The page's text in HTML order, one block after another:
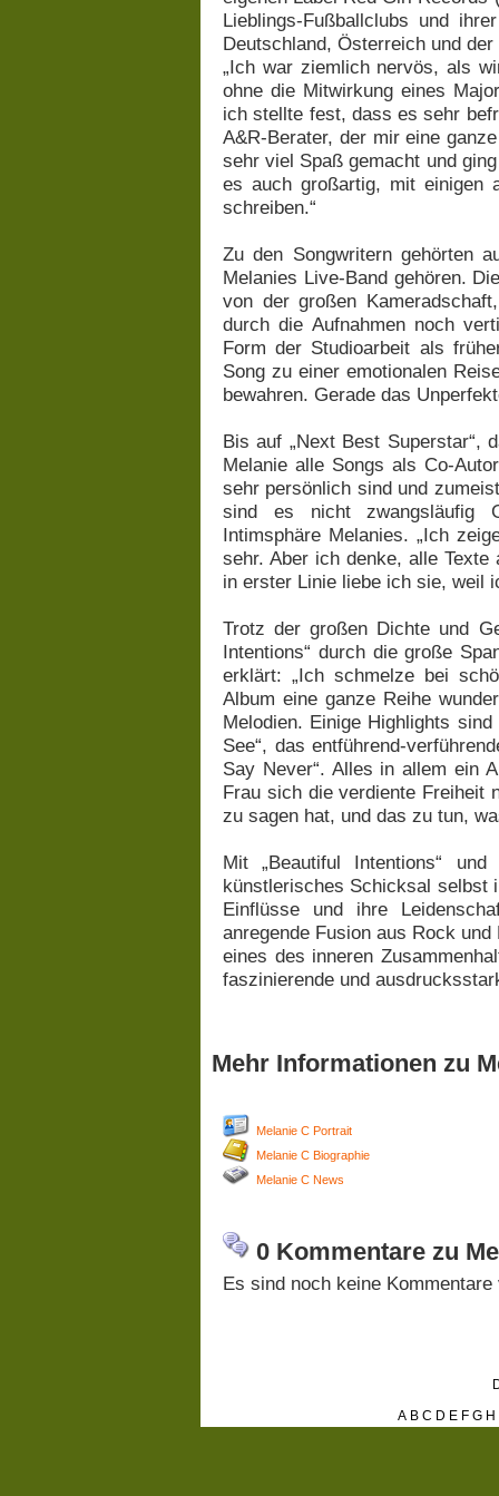
Lieblings-Fußballclubs und
Deutschland, Österreich und
„Ich war ziemlich nervös, als
ohne die Mitwirkung eines
ich stellte fest, dass es sehr
A&R-Berater, der mir eine
sehr viel Spaß gemacht und
es auch großartig, mit einigen
schreiben.“
Zu den Songwritern gehörten
Melanies Live-Band gehören.
von der großen
durch die Aufnahmen noch
Form der Studioarbeit als
Song zu einer emotionalen
bewahren. Gerade das
Bis auf „Next Best Superstar“,
Melanie alle Songs als Co-
sehr persönlich sind und
sind es nicht zwangsläufig
Intimsphäre Melanies. „Ich
sehr. Aber ich denke, alle
in erster Linie liebe ich sie, weil
Trotz der großen Dichte und
Intentions“ durch die große
erklärt: „Ich schmelze bei
Album eine ganze Reihe
Melodien. Einige Highlights
See“, das entführend-
Say Never“. Alles in allem ein
Frau sich die verdiente Freiheit
zu sagen hat, und das zu tun,
Mit „Beautiful Intentions“
künstlerisches Schicksal selbst
Einflüsse und ihre
anregende Fusion aus Rock
eines des inneren
faszinierende und
Mehr Informationen zu
Melanie C Portrait
Melanie C Biographie
Melanie C News
0 Kommentare zu
Es sind noch keine
A B C D E F G H